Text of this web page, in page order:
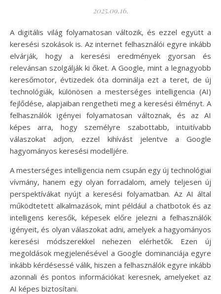
2025.09.16.
A digitális világ folyamatosan változik, és ezzel együtt a
keresési szokások is. Az internet felhasználói egyre inkább
elvárják, hogy a keresési eredmények gyorsan és
relevánsan szolgálják ki őket. A Google, mint a legnagyobb
keresőmotor, évtizedek óta dominálja ezt a teret, de új
technológiák, különösen a mesterséges intelligencia (AI)
fejlődése, alapjaiban rengetheti meg a keresési élményt. A
felhasználók igényei folyamatosan változnak, és az AI
képes arra, hogy személyre szabottabb, intuitívabb
válaszokat adjon, ezzel kihívást jelentve a Google
hagyományos keresési modelljére.
A mesterséges intelligencia nem csupán egy új technológiai
vívmány, hanem egy olyan forradalom, amely teljesen új
perspektívákat nyújt a keresési folyamatban. Az AI által
működtetett alkalmazások, mint például a chatbotok és az
intelligens keresők, képesek előre jelezni a felhasználók
igényeit, és olyan válaszokat adni, amelyek a hagyományos
keresési módszerekkel nehezen elérhetők. Ezen új
megoldások megjelenésével a Google dominanciája egyre
inkább kérdésessé válik, hiszen a felhasználók egyre inkább
azonnali és pontos információkat keresnek, amelyeket az
AI képes biztosítani.